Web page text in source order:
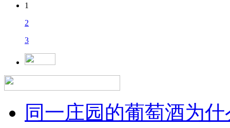
1
2
3
同一庄园的葡萄酒为